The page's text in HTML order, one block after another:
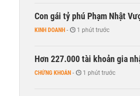
Con gái tỷ phú Phạm Nhật
KINH DOANH - 1 phút trước
Hơn 227.000 tài khoản gia
CHỨNG KHOÁN - 1 phút trước